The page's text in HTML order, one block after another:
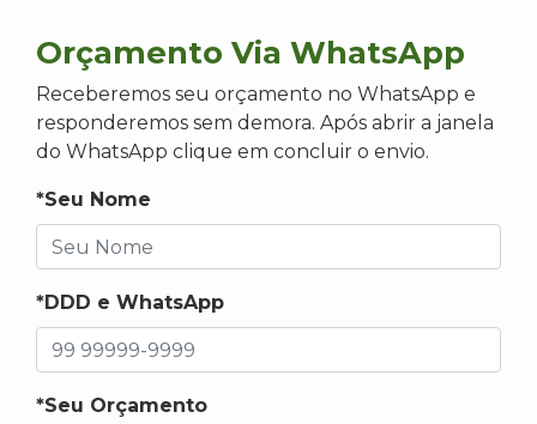
Orçamento Via WhatsApp
Receberemos seu orçamento no WhatsApp e
responderemos sem demora. Após abrir a janela
do WhatsApp clique em concluir o envio.
*Seu Nome
*DDD e WhatsApp
*Seu Orçamento